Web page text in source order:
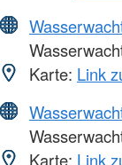
Karte: Link
Karte: Link